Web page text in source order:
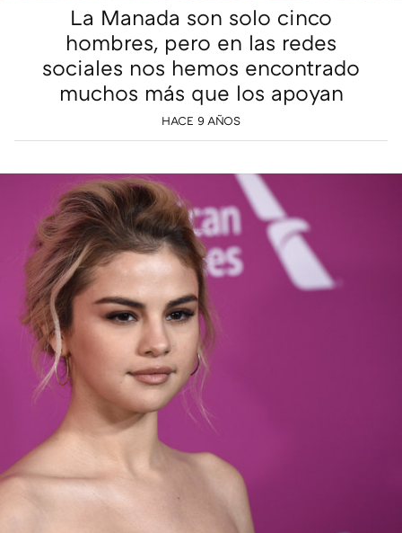
La Manada son solo cinco
hombres, pero en las redes
sociales nos hemos encontrado
muchos más que los apoyan
HACE 9 AÑOS